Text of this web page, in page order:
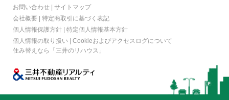
お問い合わせ | サイトマップ
会社概要 | 特定商取引に基づく表記
個人情報保護方針 | 特定個人情報基本方針
個人情報の取り扱い | Cookieおよびアクセスログについて
住み替えなら
「三井のリハウス」